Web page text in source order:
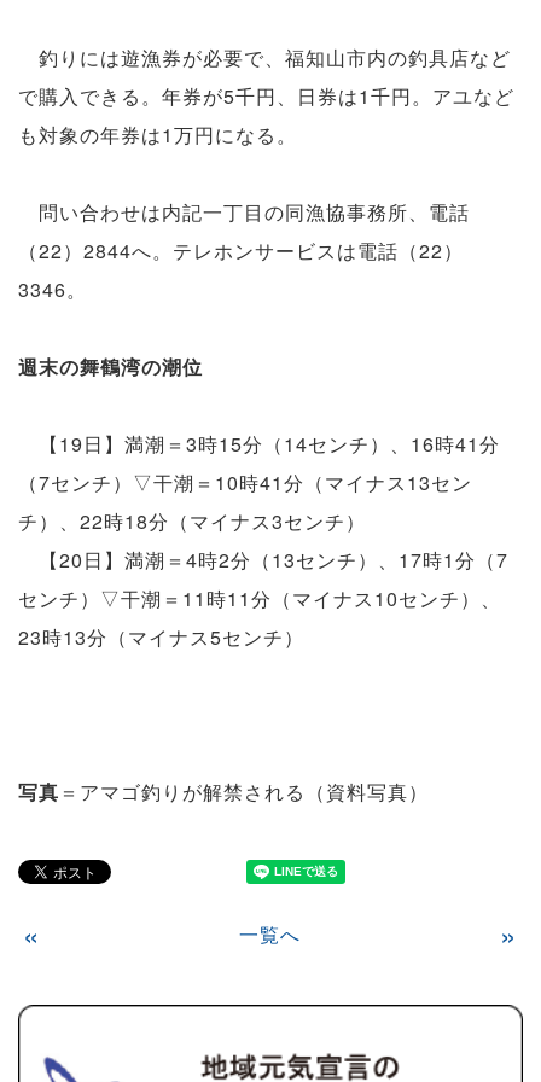
釣りには遊漁券が必要で、福知山市内の釣具店など
で購入できる。年券が5千円、日券は1千円。アユなど
も対象の年券は1万円になる。
問い合わせは内記一丁目の同漁協事務所、電話
（22）2844へ。テレホンサービスは電話（22）
3346。
週末の舞鶴湾の潮位
【19日】満潮＝3時15分（14センチ）、16時41分
（7センチ）▽干潮＝10時41分（マイナス13セン
チ）、22時18分（マイナス3センチ）
【20日】満潮＝4時2分（13センチ）、17時1分（7
センチ）▽干潮＝11時11分（マイナス10センチ）、
23時13分（マイナス5センチ）
写真 ＝アマゴ釣りが解禁される（資料写真）
« 一覧へ